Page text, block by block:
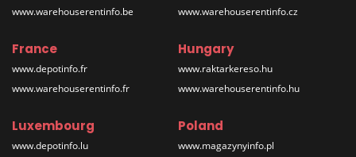
www.warehouserentinfo.be
www.warehouserentinfo.cz
France
www.depotinfo.fr
www.warehouserentinfo.fr
Hungary
www.raktarkereso.hu
www.warehouserentinfo.hu
Luxembourg
www.depotinfo.lu
Poland
www.magazynyinfo.pl